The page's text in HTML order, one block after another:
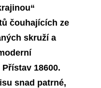
čouhajících ze
skruží a
18600.
snad patrné,